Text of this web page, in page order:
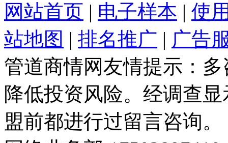
网站首页 | 电子样本 | 使
站地图 | 排名推广 | 广告
管道商情网友情提示：
降低投资风险。经调查
盟前都进行过留言咨询。